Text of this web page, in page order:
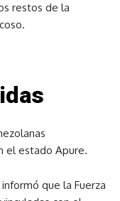
restos de la
el estado Apure.
que la Fuerza